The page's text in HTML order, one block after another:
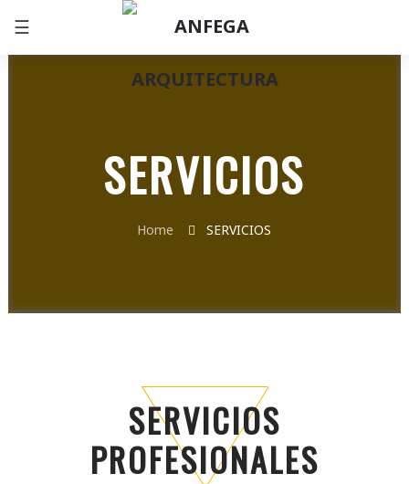
☰
SERVICIOS
Home SERVICIOS
SERVICIOS
PROFESIONALES